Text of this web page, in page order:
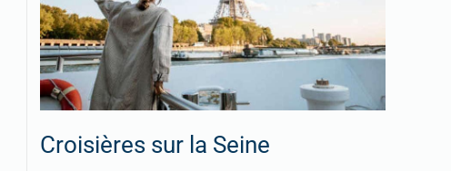
Croisières sur la Seine